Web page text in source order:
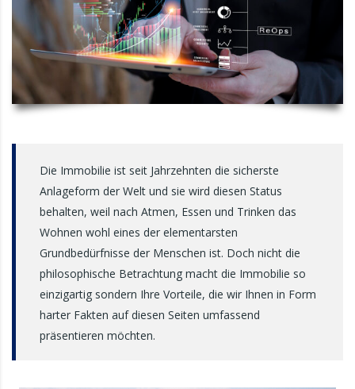
Die Immobilie ist seit Jahrzehnten die sicherste
Anlageform der Welt und sie wird diesen Status
behalten, weil nach Atmen, Essen und Trinken das
Wohnen wohl eines der elementarsten
Grundbedürfnisse der Menschen ist. Doch nicht die
philosophische Betrachtung macht die Immobilie so
einzigartig sondern Ihre Vorteile, die wir Ihnen in Form
harter Fakten auf diesen Seiten umfassend
präsentieren möchten.